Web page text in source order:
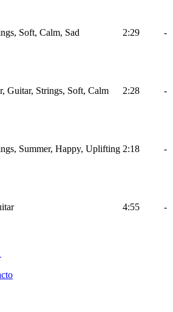
Soft, Calm, Sad 2:29 -
Guitar, Strings, Soft, Calm 2:28 -
Summer, Happy, Uplifting 2:18 -
4:55 -